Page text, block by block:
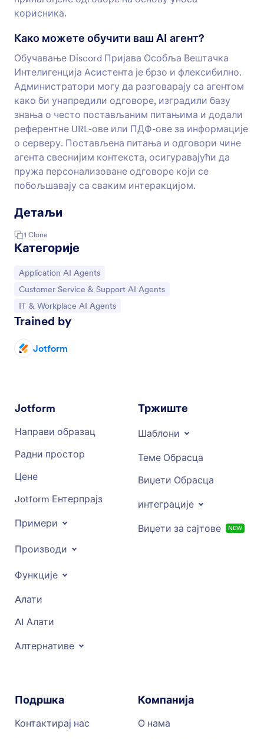
корисника.
Како можете обучити ваш AI агент?
Обучавање Discord Пријава Особља Вештачка
Интелигенција Асистента је брзо и флексибилно.
Администратори могу да разговарају са агентом
како би унапредили одговоре, изградили базу
знања о често постављаним питањима и додали
референтне URL-ове или ПДФ-ове за информације
о серверу. Постављена питања и одговори чине
агента свеснијим контекста, осигуравајући да
пружа персонализоване одговоре који се
побољшавају са сваким интеракцијом.
Детаљи
1 Clone
Категорије
Иди на категорију:
Application AI Agents
Иди на категорију:
Customer Service & Support AI Agents
Иди на категорију:
IT & Workplace AI Agents
Trained by
Jotform
Jotform
Направи образац
Радни простор
Цене
Jotform Ентерпрајз
Примери
Производи
Функције
Aлати
AI Алати
Алтернативе
Тржиште
Шаблони
Теме Обрасца
Виџети Обрасца
интеграције
Виџети за сајтове NEW
Подршка
Контактирај нас
Компанија
О нама